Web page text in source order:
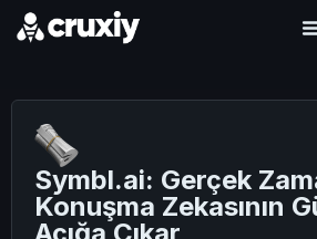
Symbl.ai: Gerçek
Konuşma Zekasının